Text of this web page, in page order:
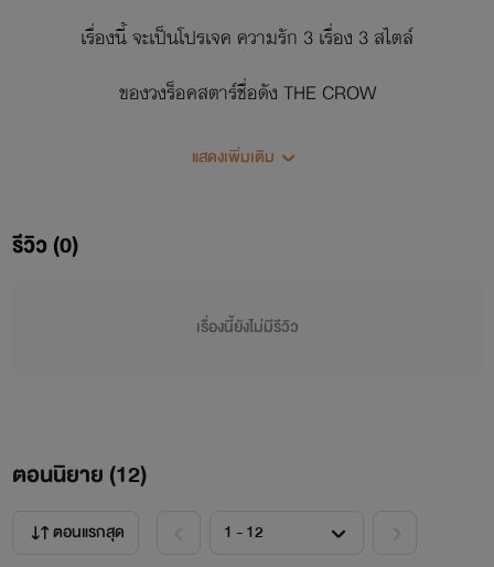
เรื่องนี้ จะเป็นโปรเจค ความรัก 3 เรื่อง 3 สไตล์
ของวงร็อคสตาร์ชื่อดัง THE CROW
โดยใช้แนวดนตรีเป็นชื่อตอนของความรักในแต่ละเรื่อง
แสดงเพิ่มเติม
รีวิว (0)
เรื่องนี้ยังไม่มีรีวิว
ตอนนิยาย (12)
ตอนแรกสุด